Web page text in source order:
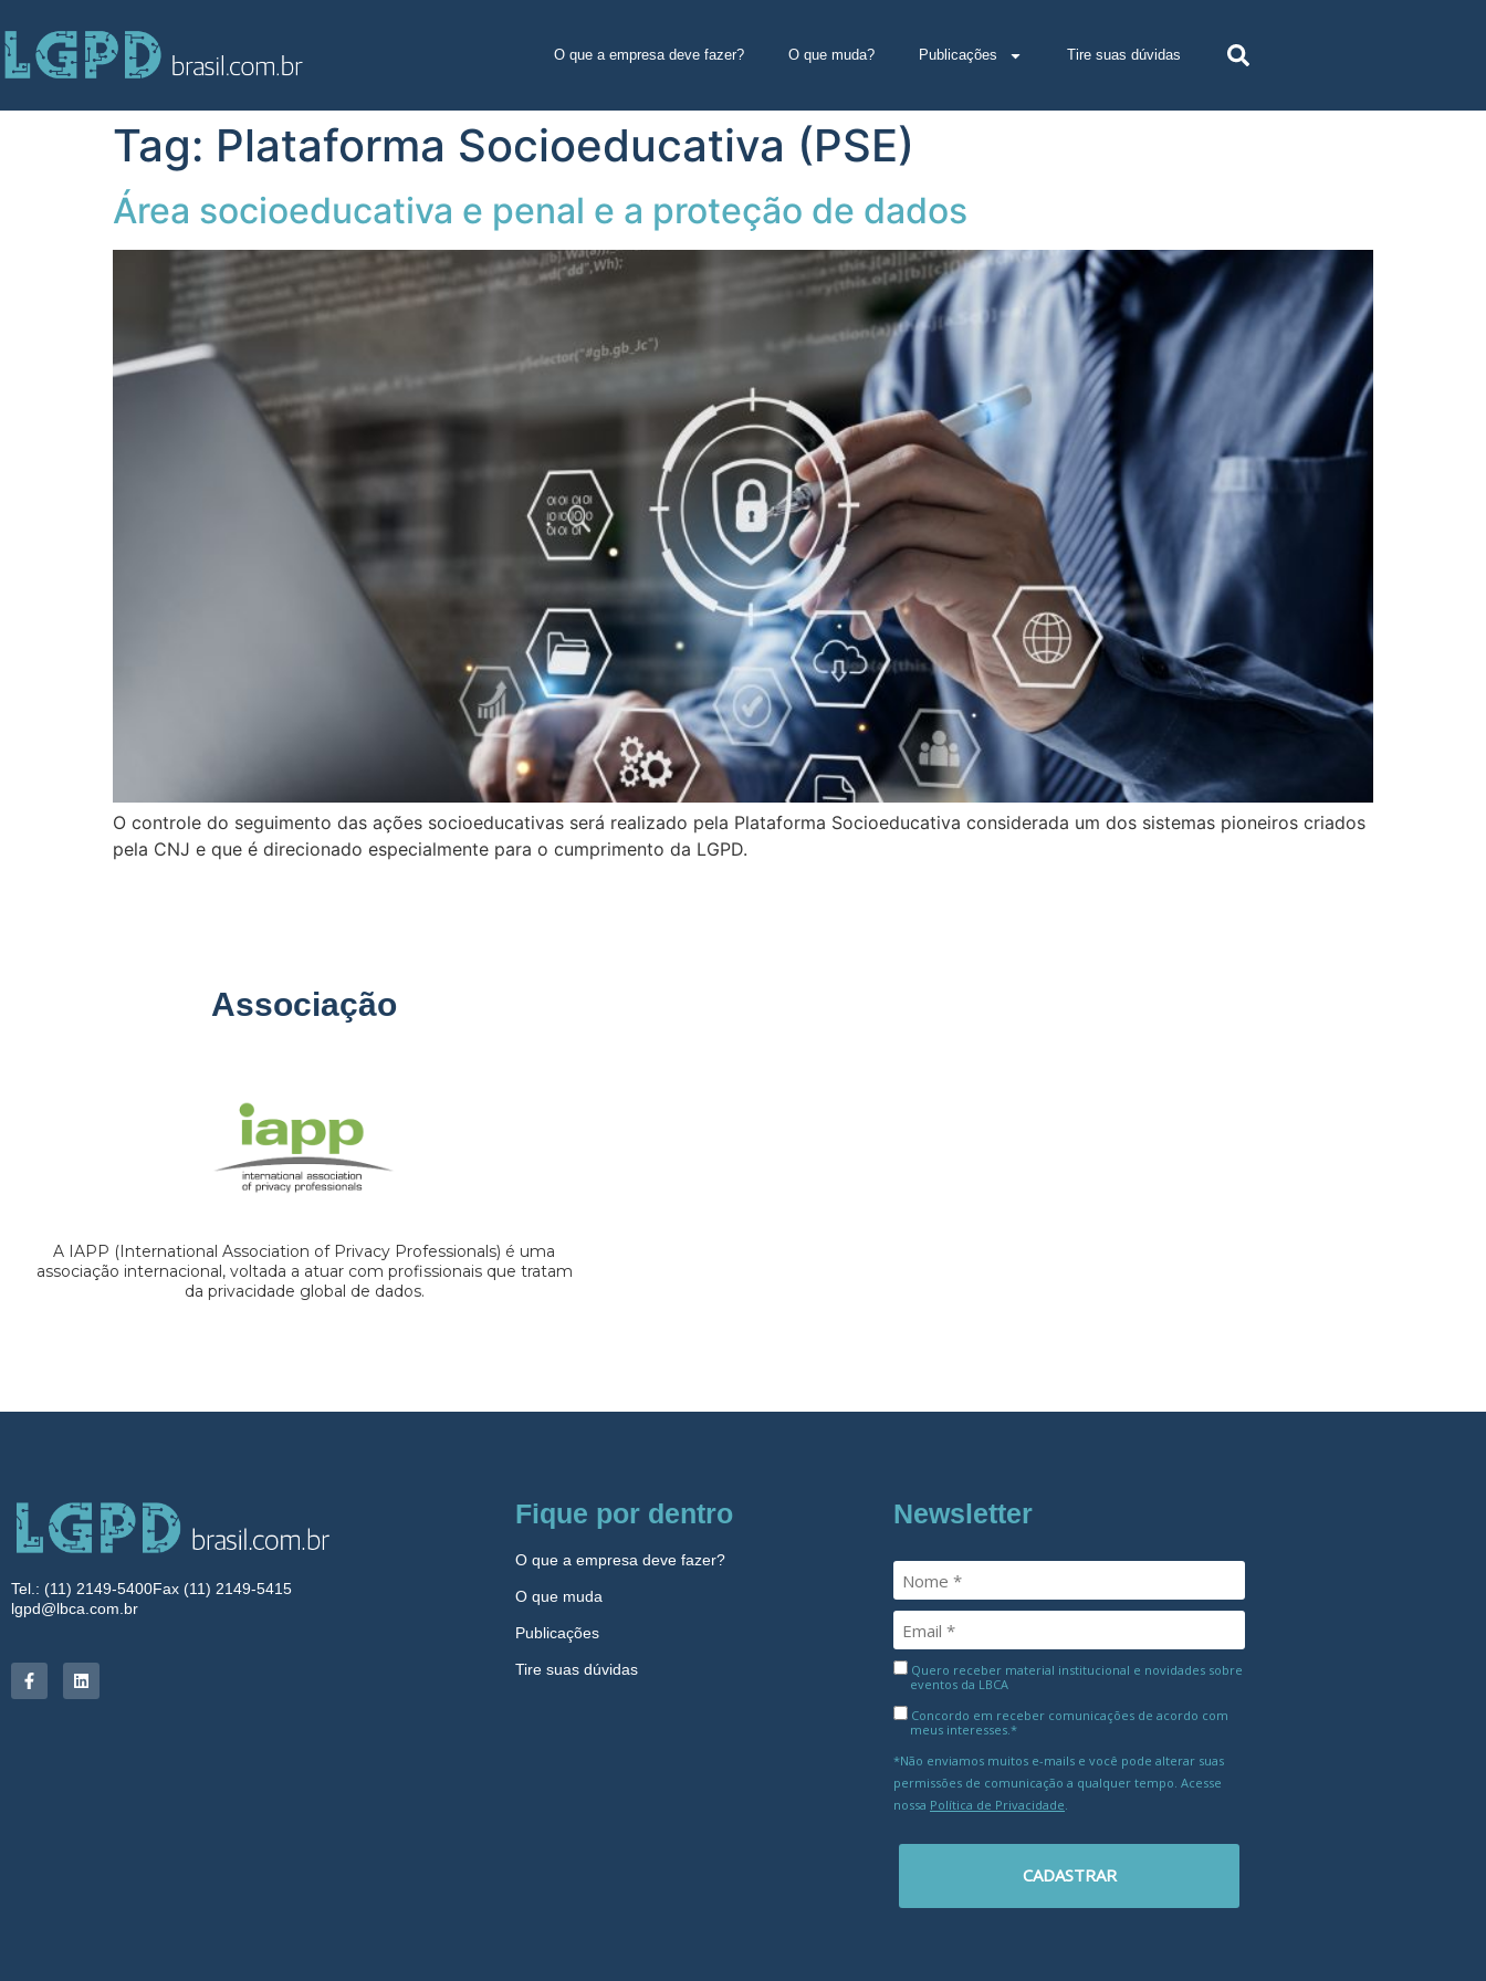
O que a empresa deve fazer? O que muda? Publicações Tire suas dúvidas
Tag: Plataforma Socioeducativa (PSE)
Área socioeducativa e penal e a proteção de dados
O controle do seguimento das ações socioeducativas será realizado pela Plataforma Socioeducativa considerada um dos sistemas pioneiros criados
pela CNJ e que é direcionado especialmente para o cumprimento da LGPD.
Associação
A IAPP (International Association of Privacy Professionals) é uma
associação internacional, voltada a atuar com profissionais que tratam
da privacidade global de dados.
Tel.: (11) 2149-5400Fax (11) 2149-5415
lgpd@lbca.com.br
Fique por dentro
O que a empresa deve fazer?
O que muda
Publicações
Tire suas dúvidas
Newsletter
Quero receber material institucional e novidades sobre
eventos da LBCA
Concordo em receber comunicações de acordo com
meus interesses.*
*Não enviamos muitos e-mails e você pode alterar suas
permissões de comunicação a qualquer tempo. Acesse
nossa Política de Privacidade
CADASTRAR